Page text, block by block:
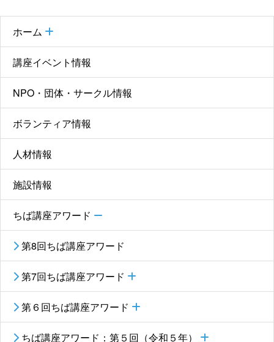
ホーム
講座イベント情報
NPO・団体・サークル情報
ボランティア情報
人材情報
施設情報
ちば講座アワード
第8回ちば講座アワード
第7回ちば講座アワード
第６回ちば講座アワード
ちば講座アワード：第５回（令和５年）